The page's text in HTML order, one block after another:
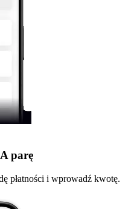
parę
płatności i wprowadź kwotę.